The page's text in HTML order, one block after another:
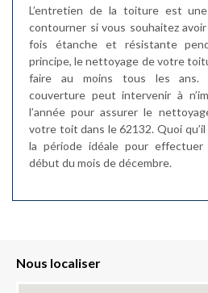
L’entretien de la toiture est
contourner si vous souhaitez
fois étanche et résistante
principe, le nettoyage de votre
faire au moins tous les ans.
couverture peut intervenir à
l’année pour assurer le
votre toit dans le 62132. Quoi
la période idéale pour
début du mois de décembre.
Nous localiser